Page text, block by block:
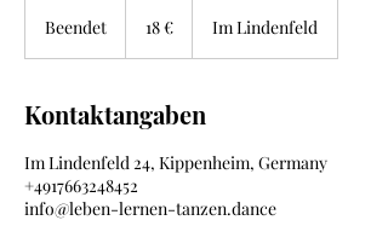
Beendet
d
t
18 € Im Lindenfeld
Kontaktangaben
Im Lindenfeld 24, Kippenheim, Germany
+4917663248452
info@leben-lernen-tanzen.dance